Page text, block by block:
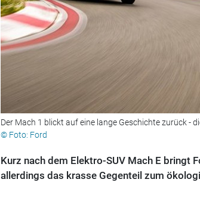
Der Mach 1 blickt auf eine lange Geschichte zurück -
© Foto: Ford
Kurz nach dem Elektro-SUV Mach E bringt
allerdings das krasse Gegenteil zum